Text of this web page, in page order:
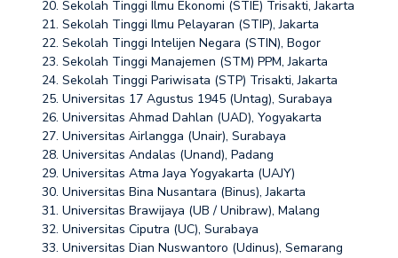
Sekolah Tinggi Ilmu Ekonomi (STIE) Trisakti, Jakarta
Sekolah Tinggi Ilmu Pelayaran (STIP), Jakarta
Sekolah Tinggi Intelijen Negara (STIN), Bogor
Sekolah Tinggi Manajemen (STM) PPM, Jakarta
Sekolah Tinggi Pariwisata (STP) Trisakti, Jakarta
Universitas 17 Agustus 1945 (Untag), Surabaya
Universitas Ahmad Dahlan (UAD), Yogyakarta
Universitas Airlangga (Unair), Surabaya
Universitas Andalas (Unand), Padang
Universitas Atma Jaya Yogyakarta (UAJY)
Universitas Bina Nusantara (Binus), Jakarta
Universitas Brawijaya (UB / Unibraw), Malang
Universitas Ciputra (UC), Surabaya
Universitas Dian Nuswantoro (Udinus), Semarang